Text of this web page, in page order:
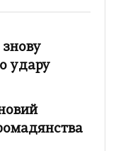
знову
удару